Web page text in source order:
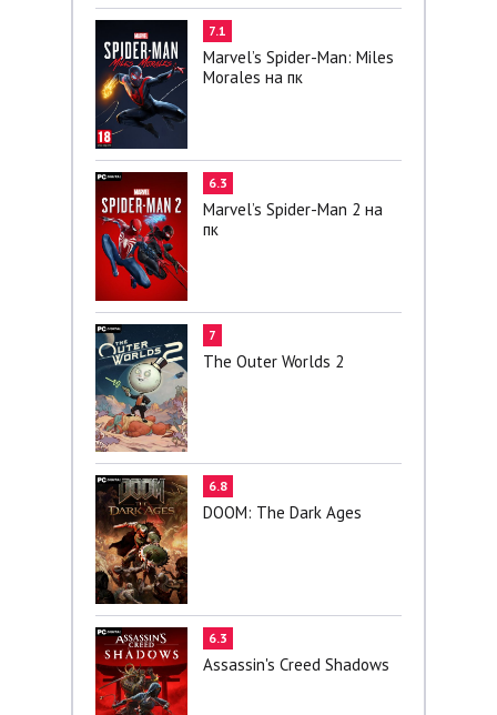
7.1
Marvel’s Spider-Man: Miles
Morales на пк
6.3
Marvel’s Spider-Man 2 на
пк
7
The Outer Worlds 2
6.8
DOOM: The Dark Ages
6.3
Assassin's Creed Shadows